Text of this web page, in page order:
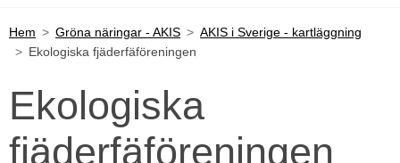
Hem Gröna näringar - AKIS
AKIS i Sverige - kartläggning
Ekologiska fjäderfäföreningen
Ekologiska
fjäderfäföreningen